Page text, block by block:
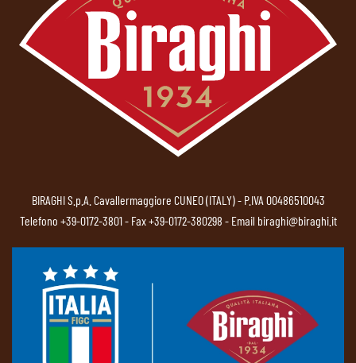
BIRAGHI S.p.A. Cavallermaggiore CUNEO (ITALY) - P.IVA 00486510043
Telefono +39-0172-3801- Fax +39-0172-380298 - Email biraghi@biraghi.it